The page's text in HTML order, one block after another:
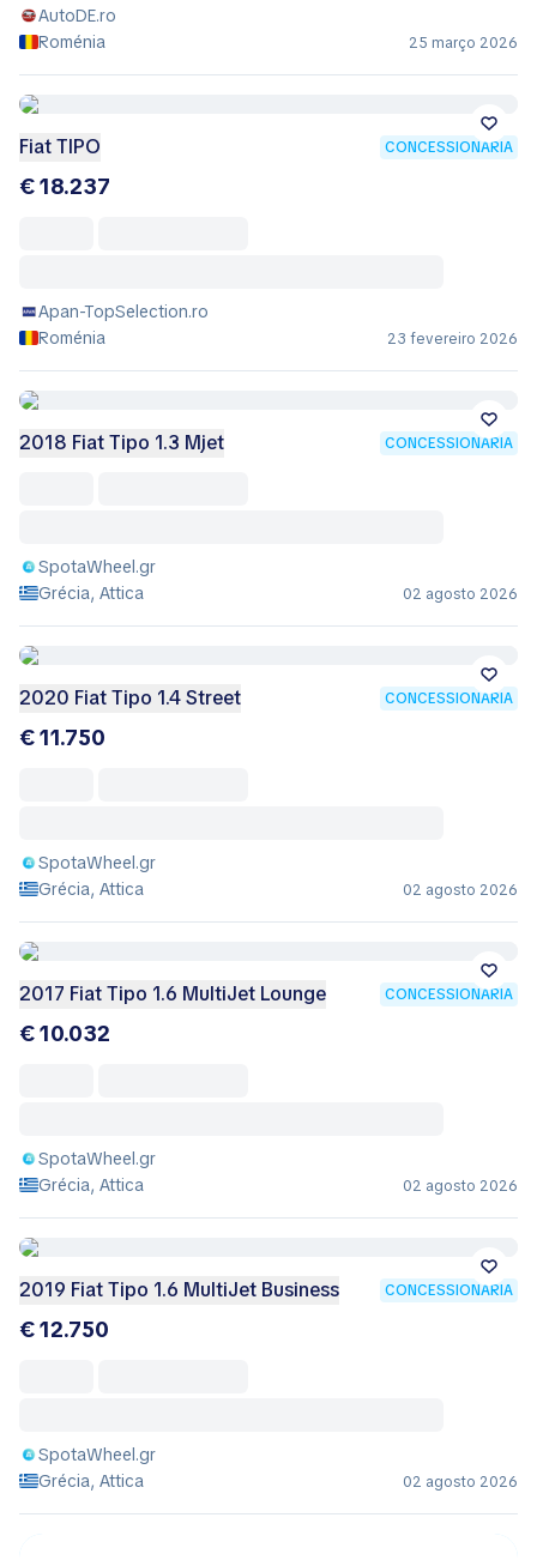
AutoDE.ro
Roménia
25 março 2026
Fiat TIPO CONCESSIONÁRIA
€ 18.237
Apan-TopSelection.ro
Roménia
23 fevereiro 2026
2018 Fiat Tipo 1.3 Mjet CONCESSIONÁRIA
SpotaWheel.gr
Grécia, Attica
02 agosto 2026
2020 Fiat Tipo 1.4 Street CONCESSIONÁRIA
€ 11.750
SpotaWheel.gr
Grécia, Attica
02 agosto 2026
2017 Fiat Tipo 1.6 MultiJet Lounge CONCESSIONÁRIA
€ 10.032
SpotaWheel.gr
Grécia, Attica
02 agosto 2026
2019 Fiat Tipo 1.6 MultiJet Business CONCESSIONÁRIA
€ 12.750
SpotaWheel.gr
Grécia, Attica
02 agosto 2026